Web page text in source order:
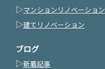
▷マンションリノベーション
▷建てリノベーション
ブログ
▷新着記事